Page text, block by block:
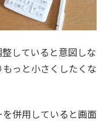
していると意図しな
っと小さくしたくな
併用していると画面